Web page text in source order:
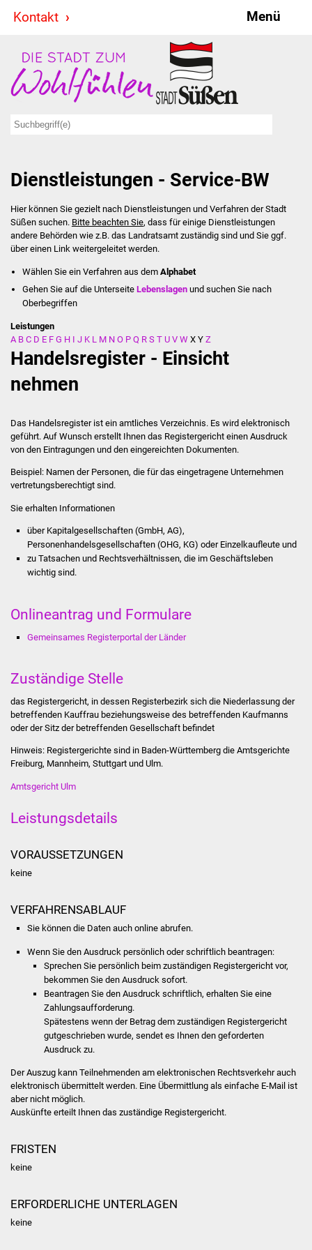
Kontakt Menü
Stadt & Politik
Bürgermeister
Ausschüsse
Ratsinformationssystem
Jugendbeirat
Summerrockfestival
Stadtverwaltung
Stellenangebote
Kontakt
Ortsrecht
Stadtinfo
Partnerstädte
Projekte
Bürger & Service
Was erledige ich wo
Dienstleistungen
Lebenslagen
Bürgerinfos
Dienstleistungen - Service-BW
Hier können Sie gezielt nach Dienstleistungen und Verfahren der Stadt
Süßen suchen. Bitte beachten Sie, dass für einige Dienstleistungen
andere Behörden wie z.B. das Landratsamt zuständig sind und Sie ggf.
über einen Link weitergeleitet werden.
Wählen Sie ein Verfahren aus dem Alphabet
Gehen Sie auf die UnterseiteLebenslagen und suchen Sie nach
Oberbegriffen
Leistungen
A B C D E F G H I J K L M N O P Q R S T U V W X Y Z
Handelsregister - Einsicht
nehmen
Das Handelsregister ist ein amtliches Verzeichnis. Es wird elektronisch
geführt. Auf Wunsch erstellt Ihnen das Registergericht einen Ausdruck
von den Eintragungen und den eingereichten Dokumenten.
Beispiel: Namen der Personen, die für das eingetragene Unternehmen
vertretungsberechtigt sind.
Sie erhalten Informationen
über Kapitalgesellschaften (GmbH, AG),
Personenhandelsgesellschaften (OHG, KG) oder Einzelkaufleute und
zu Tatsachen und Rechtsverhältnissen, die im Geschäftsleben
wichtig sind.
Onlineantrag und Formulare
Gemeinsames Registerportal der Länder
Zuständige Stelle
das Registergericht, in dessen Registerbezirk sich die Niederlassung der
betreffenden Kauffrau beziehungsweise des betreffenden Kaufmanns
oder der Sitz der betreffenden Gesellschaft befindet
Hinweis: Registergerichte sind in Baden-Württemberg die Amtsgerichte
Freiburg, Mannheim, Stuttgart und Ulm.
Amtsgericht Ulm
Leistungsdetails
VORAUSSETZUNGEN
keine
VERFAHRENSABLAUF
Sie können die Daten auch online abrufen.
Wenn Sie den Ausdruck persönlich oder schriftlich beantragen:
Sprechen Sie persönlich beim zuständigen Registergericht vor,
bekommen Sie den Ausdruck sofort.
Beantragen Sie den Ausdruck schriftlich, erhalten Sie eine
Zahlungsaufforderung.
Spätestens wenn der Betrag dem zuständigen Registergericht
gutgeschrieben wurde, sendet es Ihnen den geforderten
Ausdruck zu.
Der Auszug kann Teilnehmenden am elektronischen Rechtsverkehr auch
elektronisch übermittelt werden. Eine Übermittlung als einfache E-Mail ist
aber nicht möglich.
Auskünfte erteilt Ihnen das zuständige Registergericht.
FRISTEN
keine
ERFORDERLICHE UNTERLAGEN
keine